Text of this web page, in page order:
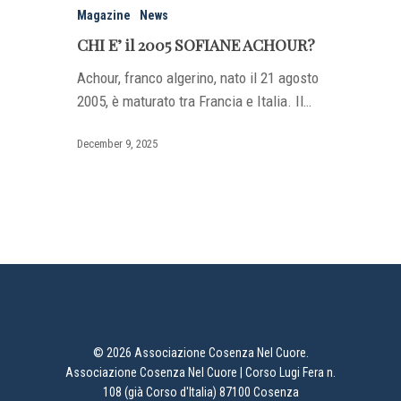
Magazine News
CHI E’ il 2005 SOFIANE ACHOUR?
Achour, franco algerino, nato il 21 agosto
2005, è maturato tra Francia e Italia. Il…
December 9, 2025
© 2026 Associazione Cosenza Nel Cuore.
Associazione Cosenza Nel Cuore | Corso Lugi Fera n.
108 (già Corso d'Italia) 87100 Cosenza